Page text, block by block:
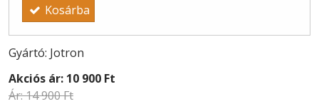
Kosárba
Gyártó: Jotron
Akciós ár: 10 900 Ft
Ár:14 900 Ft